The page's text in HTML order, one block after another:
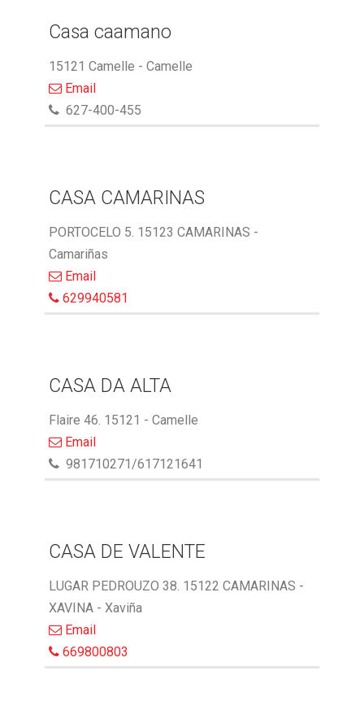
Casa caamano
15121 Camelle - Camelle
Email
627-400-455
CASA CAMARINAS
PORTOCELO 5. 15123 CAMARINAS -
Camariñas
Email
629940581
CASA DA ALTA
Flaire 46. 15121 - Camelle
Email
981710271/617121641
CASA DE VALENTE
LUGAR PEDROUZO 38. 15122 CAMARINAS -
XAVINA - Xaviña
Email
669800803